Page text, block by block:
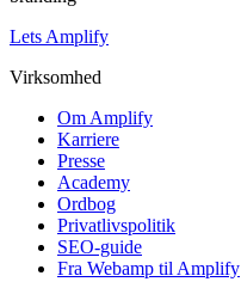
Lets Amplify
Virksomhed
Om Amplify
Karriere
Presse
Academy
Ordbog
Privatlivspolitik
SEO-guide
Fra Webamp til Amplify